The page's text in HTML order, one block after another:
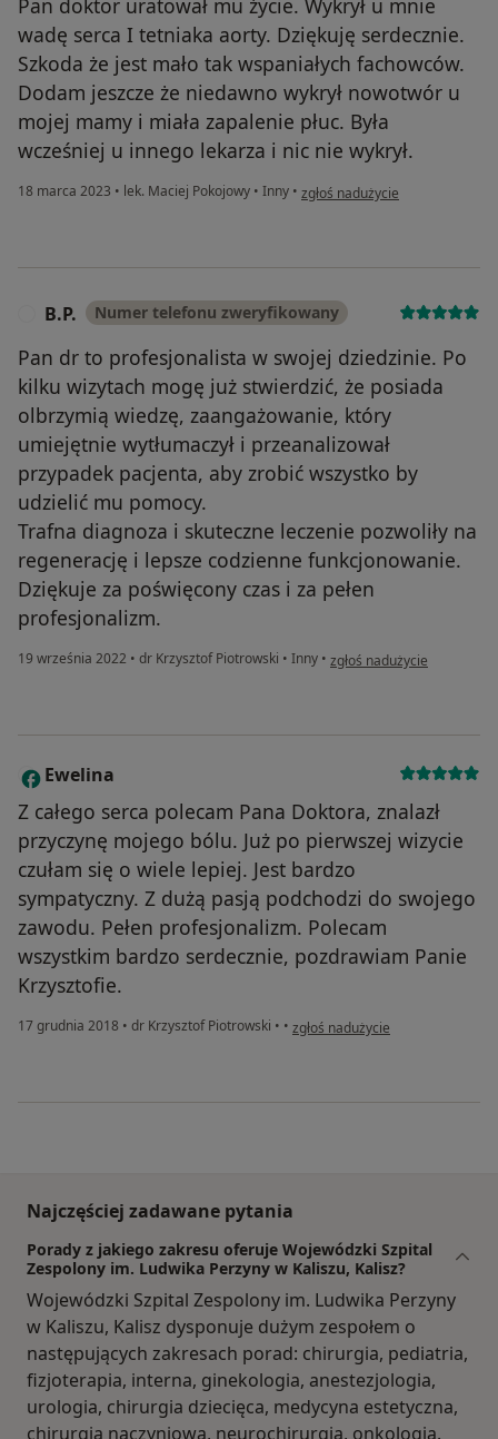
Pan doktor uratował mu życie. Wykrył u mnie
wadę serca I tetniaka aorty. Dziękuję serdecznie.
Szkoda że jest mało tak wspaniałych fachowców.
Dodam jeszcze że niedawno wykrył nowotwór u
mojej mamy i miała zapalenie płuc. Była
wcześniej u innego lekarza i nic nie wykrył.
18 marca 2023 • lek. Maciej Pokojowy • Inny • w opinii użytkownika Monika
zgłoś nadużycie
B.P. Numer telefonu zweryfikowany
Pan dr to profesjonalista w swojej dziedzinie. Po
kilku wizytach mogę już stwierdzić, że posiada
olbrzymią wiedzę, zaangażowanie, który
umiejętnie wytłumaczył i przeanalizował
przypadek pacjenta, aby zrobić wszystko by
udzielić mu pomocy.
Trafna diagnoza i skuteczne leczenie pozwoliły na
regenerację i lepsze codzienne funkcjonowanie.
Dziękuje za poświęcony czas i za pełen
profesjonalizm.
19 września 2022 • dr Krzysztof Piotrowski • Inny • w opinii użytkownika B.P.
zgłoś nadużycie
E Ewelina
Z całego serca polecam Pana Doktora, znalazł
przyczynę mojego bólu. Już po pierwszej wizycie
czułam się o wiele lepiej. Jest bardzo
sympatyczny. Z dużą pasją podchodzi do swojego
zawodu. Pełen profesjonalizm. Polecam
wszystkim bardzo serdecznie, pozdrawiam Panie
Krzysztofie.
17 grudnia 2018 • dr Krzysztof Piotrowski • • w opinii użytkownika Ewelina
zgłoś nadużycie
Najczęściej zadawane pytania
Porady z jakiego zakresu oferuje Wojewódzki Szpital
Zespolony im. Ludwika Perzyny w Kaliszu, Kalisz?
Wojewódzki Szpital Zespolony im. Ludwika Perzyny
w Kaliszu, Kalisz dysponuje dużym zespołem o
następujących zakresach porad: chirurgia, pediatria,
fizjoterapia, interna, ginekologia, anestezjologia,
urologia, chirurgia dziecięca, medycyna estetyczna,
chirurgia naczyniowa, neurochirurgia, onkologia.